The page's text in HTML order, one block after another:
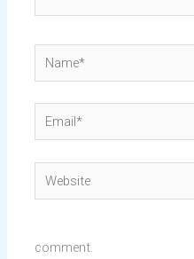
Name*
Email*
Website
comment.